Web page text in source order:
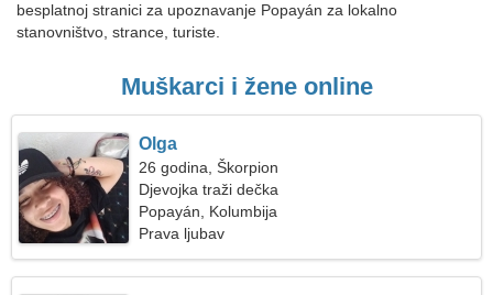
besplatnoj stranici za upoznavanje Popayán za lokalno
stanovništvo, strance, turiste.
Muškarci i žene online
Olga
26 godina, Škorpion
Djevojka traži dečka
Popayán, Kolumbija
Prava ljubav